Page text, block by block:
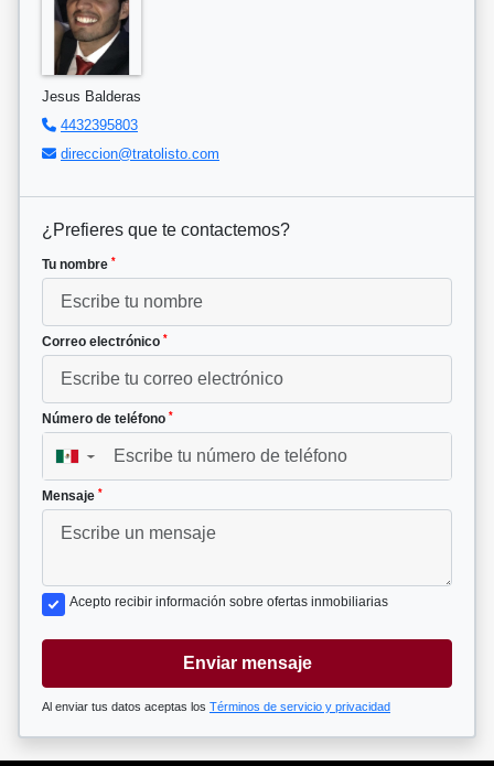
Jesus Balderas
4432395803
direccion@tratolisto.com
¿Prefieres que te contactemos?
Tu nombre *
Correo electrónico *
Número de teléfono *
▼
Mensaje *
Acepto recibir información sobre ofertas inmobiliarias
Enviar mensaje
Al enviar tus datos aceptas los Términos de servicio y privacidad